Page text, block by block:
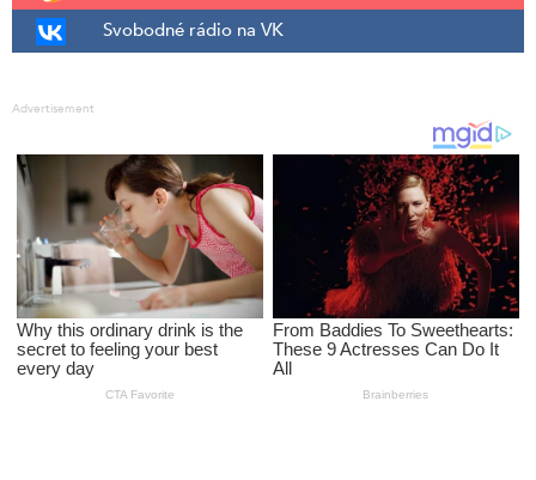
Svobodné rádio na VK
Advertisement